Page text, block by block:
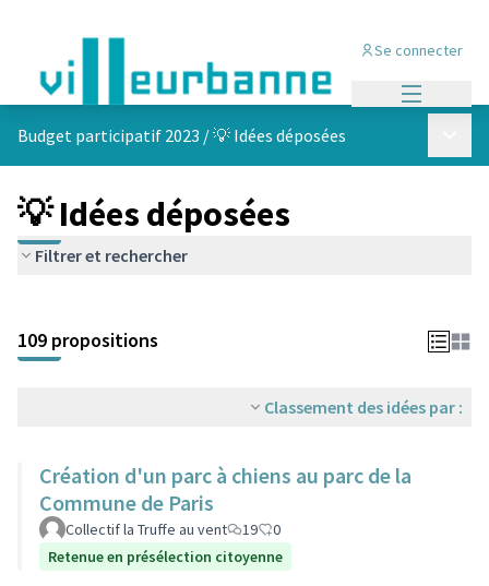
Se connecter
Budget participatif 2023 /💡 Idées déposées
💡 Idées déposées
Filtrer et rechercher
+
−
109 propositions
Classement des idées par :
Création d'un parc à chiens au parc de la
Commune de Paris
Collectif la Truffe au vent 19
0
Retenue en présélection citoyenne